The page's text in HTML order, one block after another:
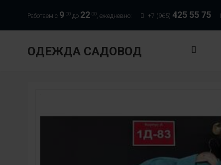
Работаем с 9 00 до 22 00, ежедневно: +7 (965) 425 55 75
ОДЕЖДА САДОВОД